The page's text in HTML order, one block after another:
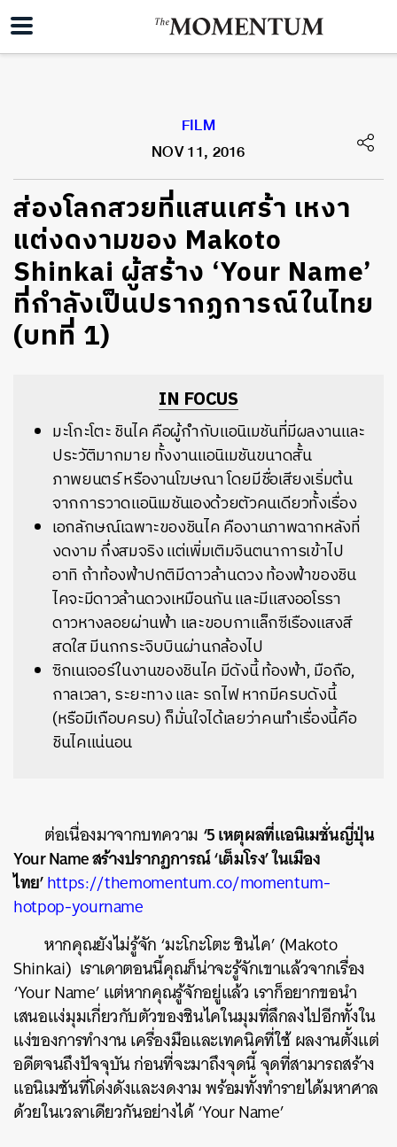
FILM
NOV 11, 2016
ส่องโลกสวยที่แสนเศร้า เหงา
แต่งดงามของ Makoto
Shinkai ผู้สร้าง ‘Your Name’
ที่กำลังเป็นปรากฏการณ์ในไทย
(บทที่ 1)
IN FOCUS
มะโกะโตะ ชินไค คือผู้กำกับแอนิเมชันที่มีผลงานและ
ประวัติมากมาย ทั้งงานแอนิเมชันขนาดสั้น
ภาพยนตร์ หรืองานโฆษณา โดยมีชื่อเสียงเริ่มต้น
จากการวาดแอนิเมชันเองด้วยตัวคนเดียวทั้งเรื่อง
เอกลักษณ์เฉพาะของชินไค คืองานภาพฉากหลังที่
งดงาม กึ่งสมจริง แต่เพิ่มเติมจินตนาการเข้าไป
อาทิ ถ้าท้องฟ้าปกติมีดาวล้านดวง ท้องฟ้าของชิน
ไคจะมีดาวล้านดวงเหมือนกัน และมีแสงออโรรา
ดาวหางลอยผ่านฟ้า และขอบกาแล็กซีเรืองแสงสี
สดใส มีนกกระจิบบินผ่านกล้องไป
ซิกเนเจอร์ในงานของชินไค มีดังนี้ ท้องฟ้า, มือถือ,
กาลเวลา, ระยะทาง และ รถไฟ หากมีครบดังนี้
(หรือมีเกือบครบ) ก็มั่นใจได้เลยว่าคนทำเรื่องนี้คือ
ชินไคแน่นอน
ต่อเนื่องมาจากบทความ ‘5 เหตุผลที่แอนิเมชั่นญี่ปุ่น
Your Name สร้างปรากฏการณ์ ‘เต็มโรง’ ในเมือง
ไทย’https://themomentum.co/momentum-
hotpop-yourname
หากคุณยังไม่รู้จัก ‘มะโกะโตะ ชินไค’ (Makoto
Shinkai) เราเดาตอนนี้คุณก็น่าจะรู้จักเขาแล้วจากเรื่อง
‘Your Name’ แต่หากคุณรู้จักอยู่แล้ว เราก็อยากขอนำ
เสนอแง่มุมเกี่ยวกับตัวของชินไคในมุมที่ลึกลงไปอีกทั้งใน
แง่ของการทำงาน เครื่องมือและเทคนิคที่ใช้ ผลงานตั้งแต่
อดีตจนถึงปัจจุบัน ก่อนที่จะมาถึงจุดนี้ จุดที่สามารถสร้าง
แอนิเมชันที่โด่งดังและงดงาม พร้อมทั้งทำรายได้มหาศาล
ด้วยในเวลาเดียวกันอย่างได้ ‘Your Name’